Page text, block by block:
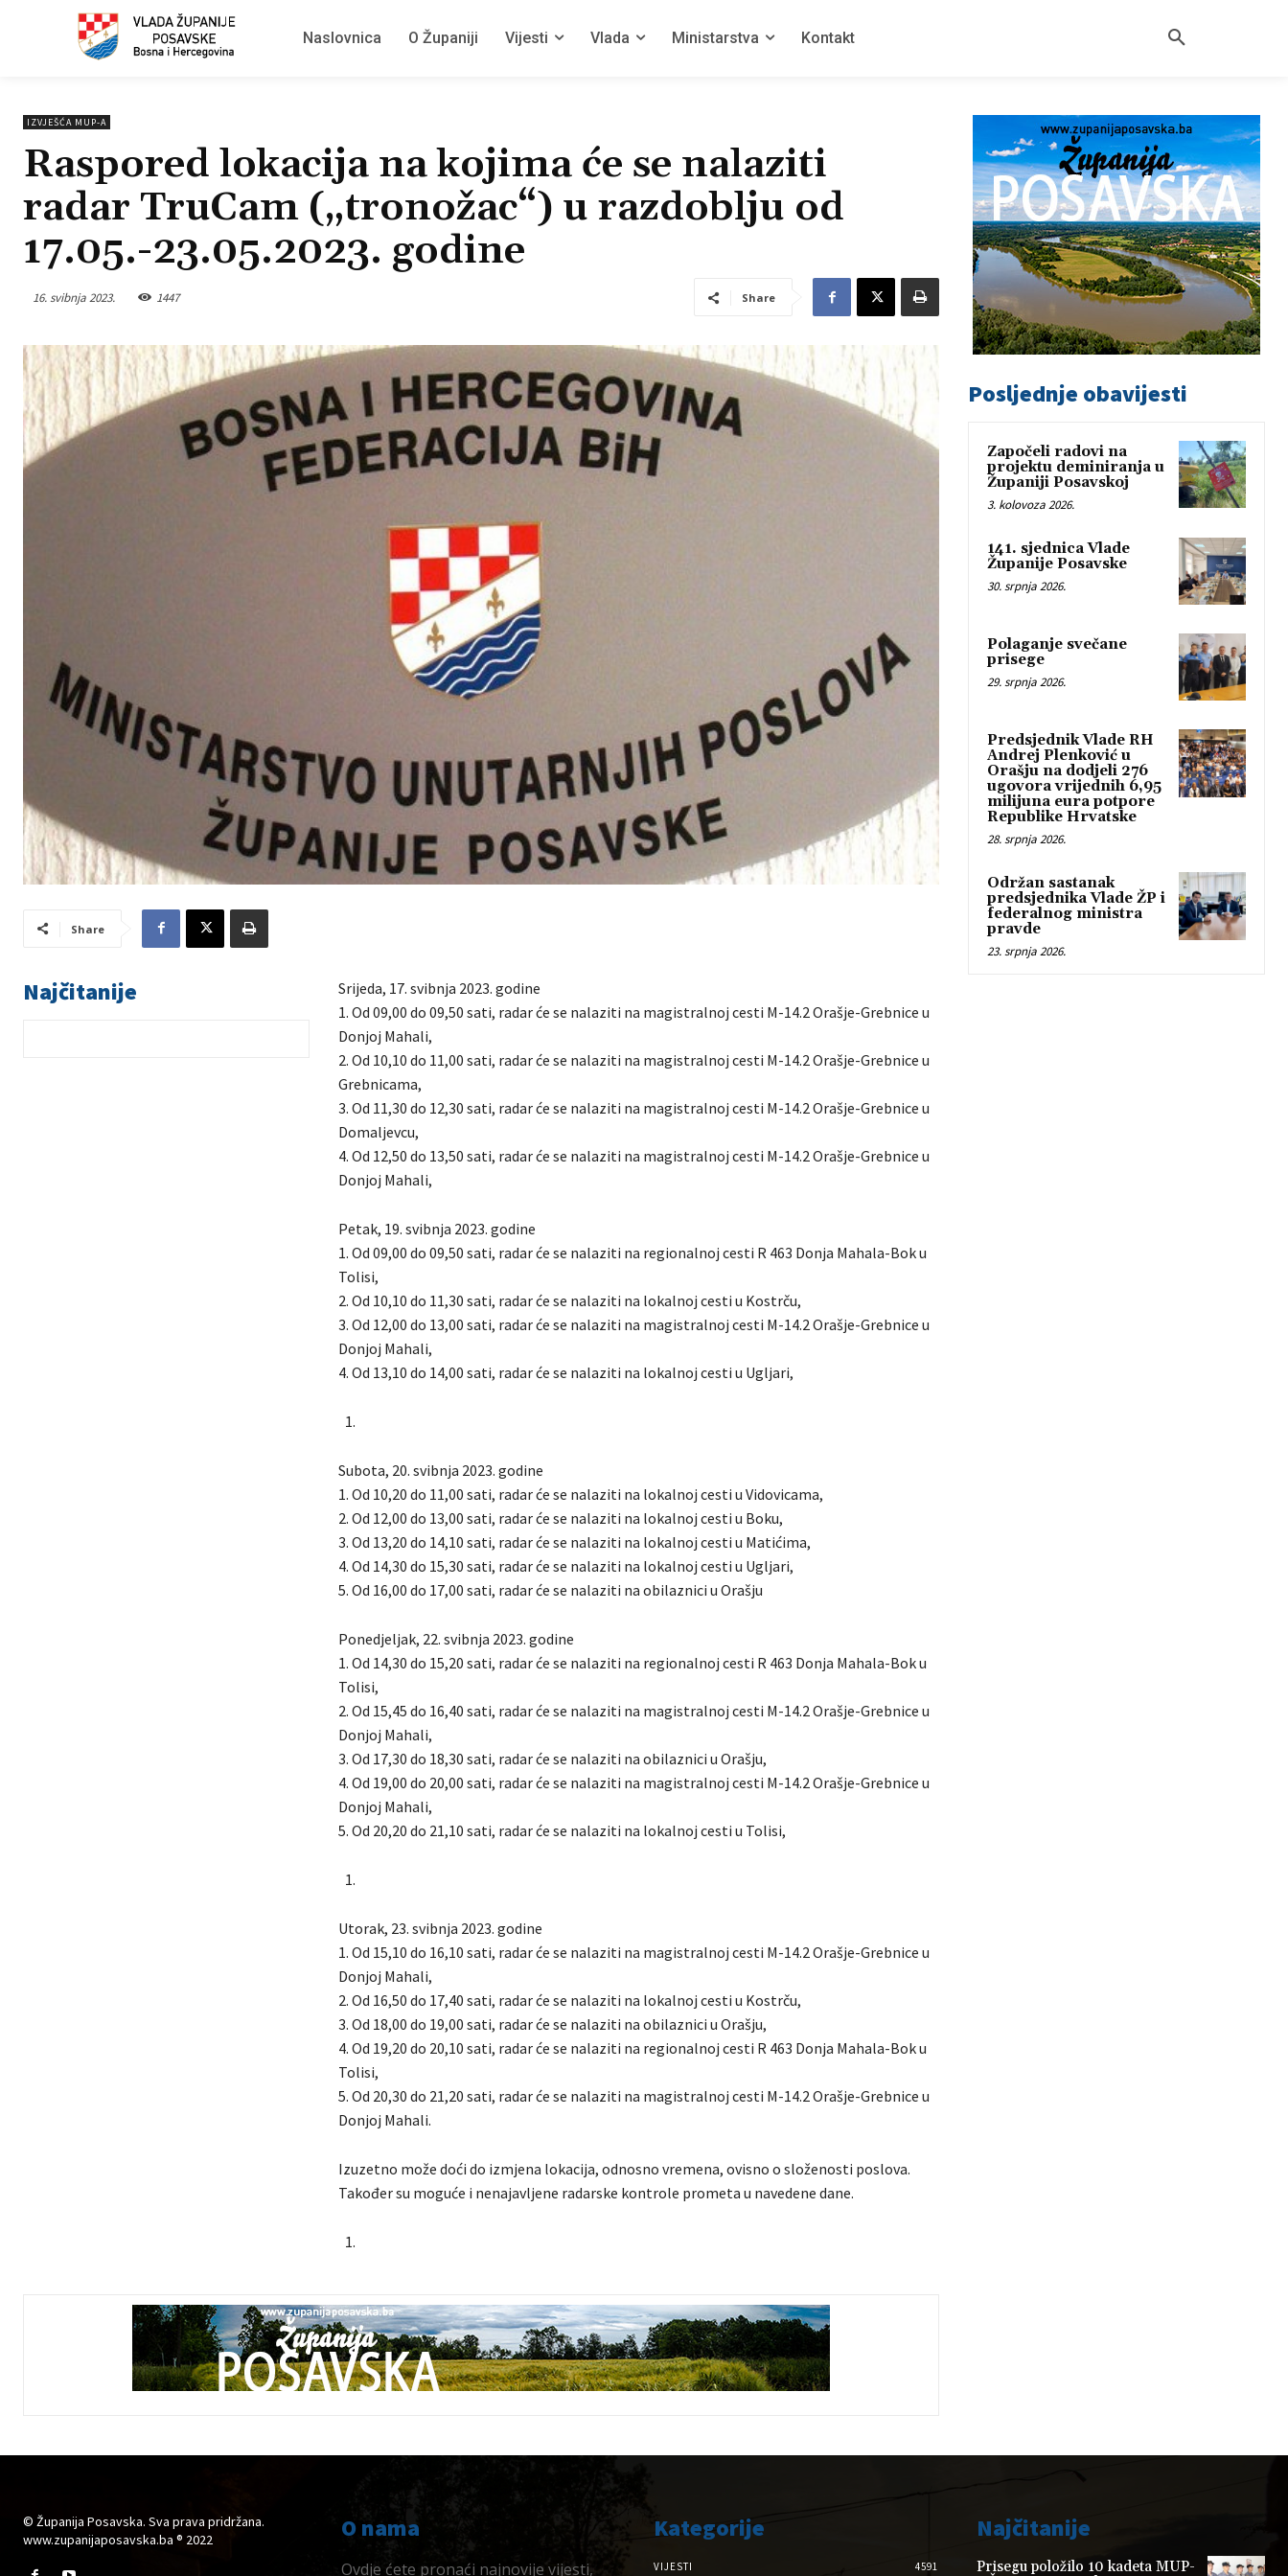
Naslovnica O Županiji Vijesti Vlada Ministarstva Kontakt
IZVJEŠĆA MUP-A
Raspored lokacija na kojima će se nalaziti
radar TruCam („tronožac“) u razdoblju od
17.05.-23.05.2023. godine
16. svibnja 2023. 1447 Share
Share
Najčitanije
Srijeda, 17. svibnja 2023. godine
1. Od 09,00 do 09,50 sati, radar će se nalaziti na magistralnoj cesti M-14.2 Orašje-Grebnice u
Donjoj Mahali,
2. Od 10,10 do 11,00 sati, radar će se nalaziti na magistralnoj cesti M-14.2 Orašje-Grebnice u
Grebnicama,
3. Od 11,30 do 12,30 sati, radar će se nalaziti na magistralnoj cesti M-14.2 Orašje-Grebnice u
Domaljevcu,
4. Od 12,50 do 13,50 sati, radar će se nalaziti na magistralnoj cesti M-14.2 Orašje-Grebnice u
Donjoj Mahali,
Petak, 19. svibnja 2023. godine
1. Od 09,00 do 09,50 sati, radar će se nalaziti na regionalnoj cesti R 463 Donja Mahala-Bok u
Tolisi,
2. Od 10,10 do 11,30 sati, radar će se nalaziti na lokalnoj cesti u Kostrču,
3. Od 12,00 do 13,00 sati, radar će se nalaziti na magistralnoj cesti M-14.2 Orašje-Grebnice u
Donjoj Mahali,
4. Od 13,10 do 14,00 sati, radar će se nalaziti na lokalnoj cesti u Ugljari,
Subota, 20. svibnja 2023. godine
1. Od 10,20 do 11,00 sati, radar će se nalaziti na lokalnoj cesti u Vidovicama,
2. Od 12,00 do 13,00 sati, radar će se nalaziti na lokalnoj cesti u Boku,
3. Od 13,20 do 14,10 sati, radar će se nalaziti na lokalnoj cesti u Matićima,
4. Od 14,30 do 15,30 sati, radar će se nalaziti na lokalnoj cesti u Ugljari,
5. Od 16,00 do 17,00 sati, radar će se nalaziti na obilaznici u Orašju
Ponedjeljak, 22. svibnja 2023. godine
1. Od 14,30 do 15,20 sati, radar će se nalaziti na regionalnoj cesti R 463 Donja Mahala-Bok u
Tolisi,
2. Od 15,45 do 16,40 sati, radar će se nalaziti na magistralnoj cesti M-14.2 Orašje-Grebnice u
Donjoj Mahali,
3. Od 17,30 do 18,30 sati, radar će se nalaziti na obilaznici u Orašju,
4. Od 19,00 do 20,00 sati, radar će se nalaziti na magistralnoj cesti M-14.2 Orašje-Grebnice u
Donjoj Mahali,
5. Od 20,20 do 21,10 sati, radar će se nalaziti na lokalnoj cesti u Tolisi,
Utorak, 23. svibnja 2023. godine
1. Od 15,10 do 16,10 sati, radar će se nalaziti na magistralnoj cesti M-14.2 Orašje-Grebnice u
Donjoj Mahali,
2. Od 16,50 do 17,40 sati, radar će se nalaziti na lokalnoj cesti u Kostrču,
3. Od 18,00 do 19,00 sati, radar će se nalaziti na obilaznici u Orašju,
4. Od 19,20 do 20,10 sati, radar će se nalaziti na regionalnoj cesti R 463 Donja Mahala-Bok u
Tolisi,
5. Od 20,30 do 21,20 sati, radar će se nalaziti na magistralnoj cesti M-14.2 Orašje-Grebnice u
Donjoj Mahali.
Izuzetno može doći do izmjena lokacija, odnosno vremena, ovisno o složenosti poslova.
Također su moguće i nenajavljene radarske kontrole prometa u navedene dane.
Posljednje obavijesti
Započeli radovi na
projektu deminiranja u
Županiji Posavskoj
3. kolovoza 2026.
141. sjednica Vlade
Županije Posavske
30. srpnja 2026.
Polaganje svečane
prisege
29. srpnja 2026.
Predsjednik Vlade RH
Andrej Plenković u
Orašju na dodjeli 276
ugovora vrijednih 6,95
milijuna eura potpore
Republike Hrvatske
28. srpnja 2026.
Održan sastanak
predsjednika Vlade ŽP i
federalnog ministra
pravde
23. srpnja 2026.
© Županija Posavska. Sva prava pridržana.
www.zupanijaposavska.ba ® 2022
O nama
Ovdje ćete pronaći najnovije vijesti,
Kategorije
VIJESTI 4591
Najčitanije
Prisegu položilo 10 kadeta MUP-